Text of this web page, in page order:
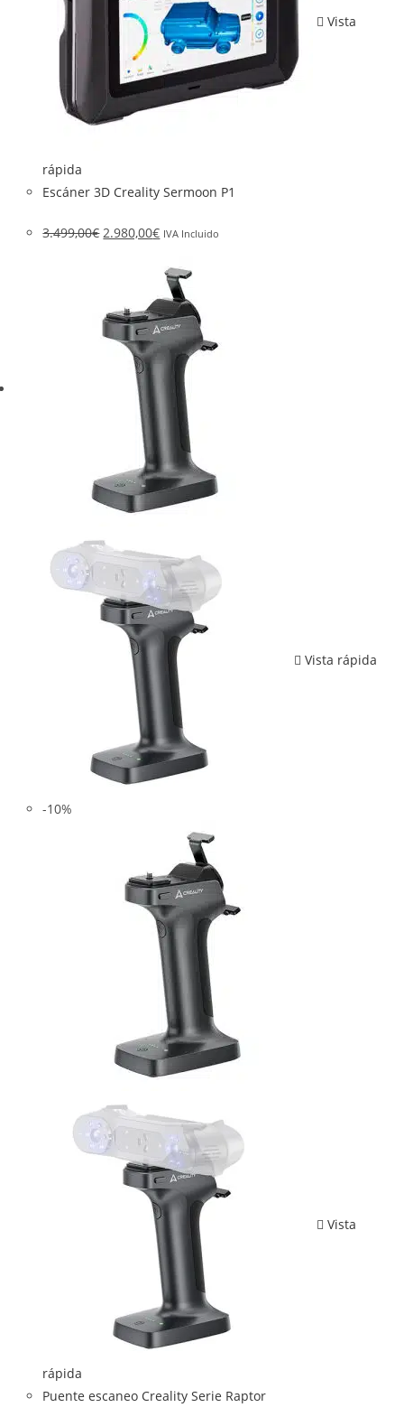
Vista
rápida
Escáner 3D Creality Sermoon P1
3.499,00€ 2.980,00€ IVA Incluido
Vista rápida
-10%
Vista
rápida
Puente escaneo Creality Serie Raptor